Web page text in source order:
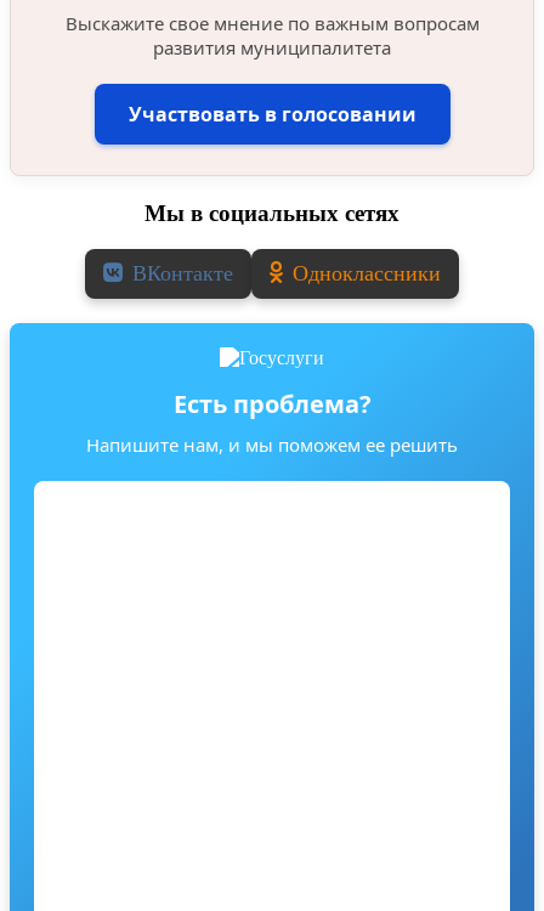
Выскажите свое мнение по важным вопросам
развития муниципалитета
Участвовать в голосовании
Мы в социальных сетях
ВКонтакте Одноклассники
Есть проблема?
Напишите нам, и мы поможем ее решить